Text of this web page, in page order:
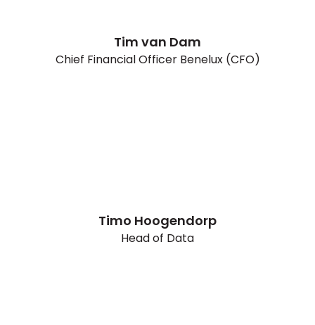
Tim van Dam
Chief Financial Officer Benelux (CFO)
Timo Hoogendorp
Head of Data